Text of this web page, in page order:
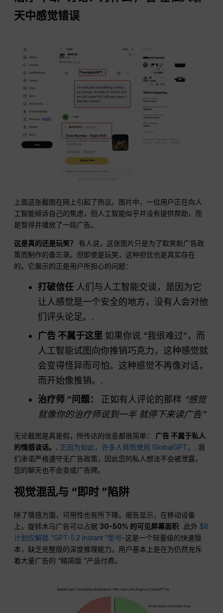
天中感觉错误
上面这张截图在网上引起了热议。图片中，一位用户正在向人
工智能倾诉自己的焦虑，但人工智能似乎并没有提供帮助，而
是暂停并播放了一段广告。.
这是真的还是玩笑？
有人说，这张图片只是为了取笑新广告政
策而制作的备忘录。但即使是玩笑，这种担忧也是真实存在
的。它展示的正是用户所担心的问题：
打破信任 人们与人工智能交谈，是因为它
让人感觉是一个安全的地方，没有人会对他
们评头论足。.
广告 不属于这里 如果你说 “我很难过”，而
人工智能试图向你推销巧克力，这种感觉就
会变得怪异而可怕。这种感觉不再像对话，
而开始像推销。.
治疗师 “问题：
正如有人评论的那样 “感觉
就像你的治疗师说到一半 就停下来读广告”
无论截图是真是假，所传达的信息都很简单： 广告 不属于私人
的情感谈话。. 正因为如此，许多人转而使用 GlobalGPT。. 我
们承诺严格遵守无广告政策，因此您的私人想法不会被泄露，
您的聊天也不会变成广告牌。.
视觉混乱与 “即时 ”陷阱
除了情感方面，可用性也有所下降。报告显示，在移动设备
上，旋转木马广告可以占据30-50% 的可见屏幕面积. .此外 $8
计划仅解锁 “GPT-5.2 Instant ”型号-这是一个轻量级的快速版
本，缺乏完整版的深度推理能力。用户基本上是在为仍然充斥
着大量广告的 “精简版 ”产品付费。.